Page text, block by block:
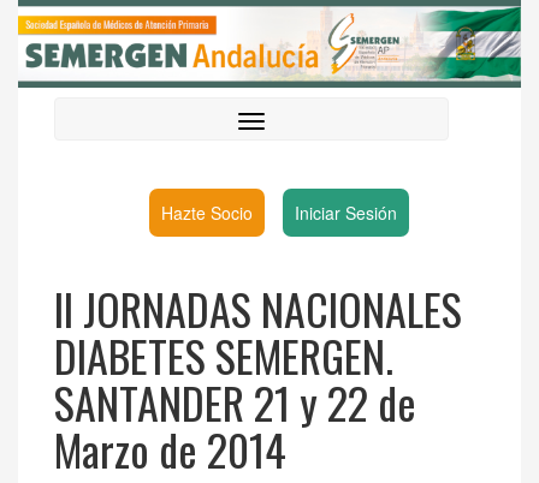
Hazte Socio Iniciar Sesión
II JORNADAS NACIONALES
DIABETES SEMERGEN.
SANTANDER 21 y 22 de
Marzo de 2014